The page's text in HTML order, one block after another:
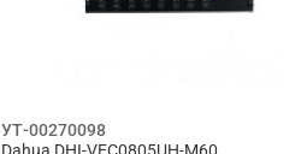
УТ-00270098